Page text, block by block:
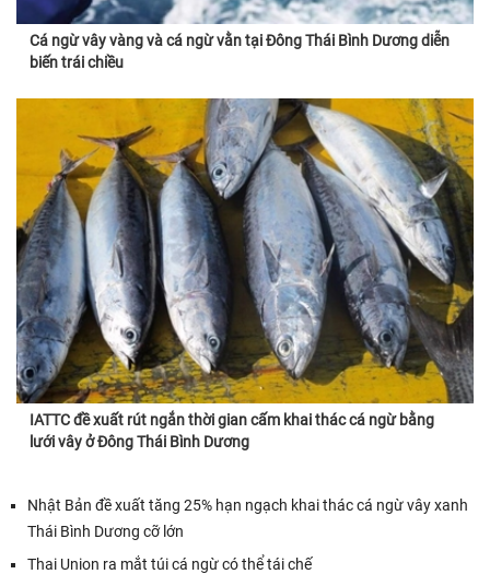
Cá ngừ vây vàng và cá ngừ vằn tại Đông Thái Bình Dương diễn
biến trái chiều
IATTC đề xuất rút ngắn thời gian cấm khai thác cá ngừ bằng
lưới vây ở Đông Thái Bình Dương
Nhật Bản đề xuất tăng 25% hạn ngạch khai thác cá ngừ vây xanh
Thái Bình Dương cỡ lớn
Thai Union ra mắt túi cá ngừ có thể tái chế